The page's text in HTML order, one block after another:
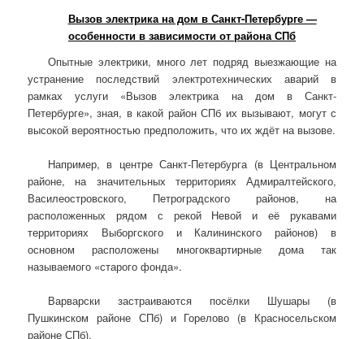
Вызов электрика на дом в Санкт-Петербурге —
особенности в зависимости от района СПб
Опытные электрики, много лет подряд выезжающие на
устранение последствий электротехнических аварий в
рамках услуги «Вызов электрика на дом в Санкт-
Петербурге», зная, в какой район СПб их вызывают, могут с
высокой вероятностью предположить, что их ждёт на вызове.
Например, в центре Санкт-Петербурга (в Центральном
районе, на значительных территориях Адмиралтейского,
Василеостровского, Петроградского районов, на
расположенных рядом с рекой Невой и её рукавами
территориях Выборгского и Калининского районов) в
основном расположены многоквартирные дома так
называемого «старого фонда».
Варварски застраиваются посёлки Шушары (в
Пушкинском районе СПб) и Горелово (в Красносельском
районе СПб).